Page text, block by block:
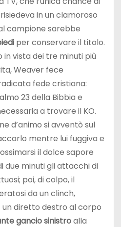
in un clamoroso
campione sarebbe
per conservare il titolo.
in vista dei tre minuti più
Weaver fece
fede cristiana:
23 della Bibbia e
a trovare il KO.
d’animo si avventò sul
mentre lui fuggiva e
il dolce sapore
due minuti gli attacchi di
poi, di colpo, il
da un clinch,
diretto destro al corpo
gancio sinistroalla